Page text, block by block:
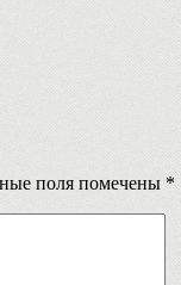
поля помечены *